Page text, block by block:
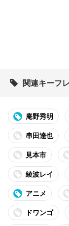
関連キーフ
庵野秀明
串田達也
見本市
綾波レイ
アニメ
ドワンゴ